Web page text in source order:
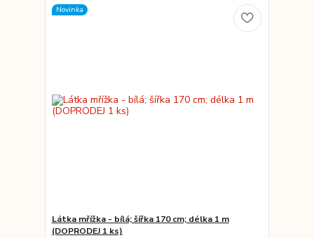
Novinka
Látka mřížka - bílá; šířka 170 cm; délka 1 m
(DOPRODEJ 1 ks)